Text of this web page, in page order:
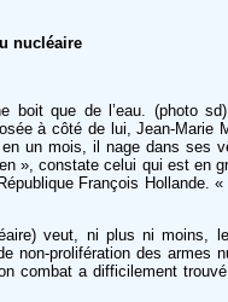
nucléaire
boit que de l’eau. (photo
à côté de lui, Jean-Marie
un mois, il nage dans ses
», constate celui qui est en
François Hollande.
veut, ni plus ni moins,
non-prolifération des armes
combat a difficilement